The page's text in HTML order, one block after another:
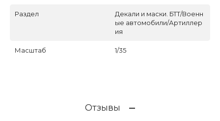
Раздел
Декали и маски. БТТ/Военн
ые автомобили/Артиллер
ия
Масштаб 1/35
Отзывы